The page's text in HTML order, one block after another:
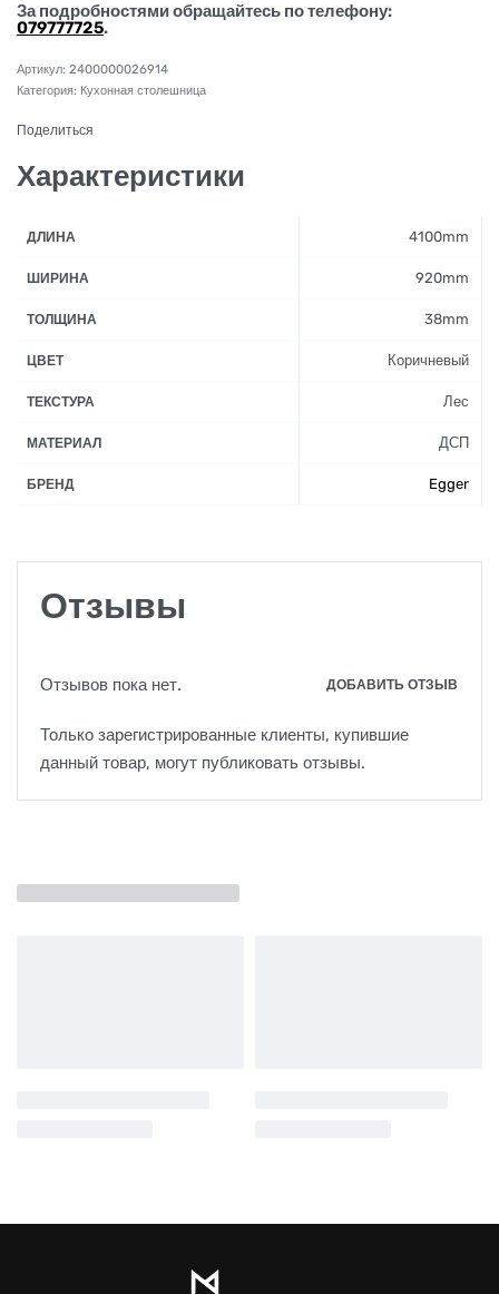
За подробностями обращайтесь по телефону:
079777725.
2400000026914
Категория: Кухонная столешница
Поделиться
Характеристики
ДЛИНА 4100mm
ШИРИНА 920mm
ТОЛЩИНА 38mm
ЦВЕТ Коричневый
ТЕКСТУРА Лес
МАТЕРИАЛ ДСП
БРЕНД Egger
Отзывы
Отзывов пока нет. ДОБАВИТЬ ОТЗЫВ
Только зарегистрированные клиенты, купившие
данный товар, могут публиковать отзывы.